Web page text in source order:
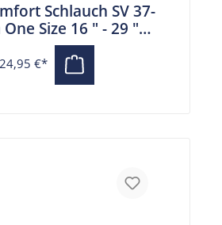
Schlauch SV 37-
Size 16 " - 29 "
Ventil
24,95 €*